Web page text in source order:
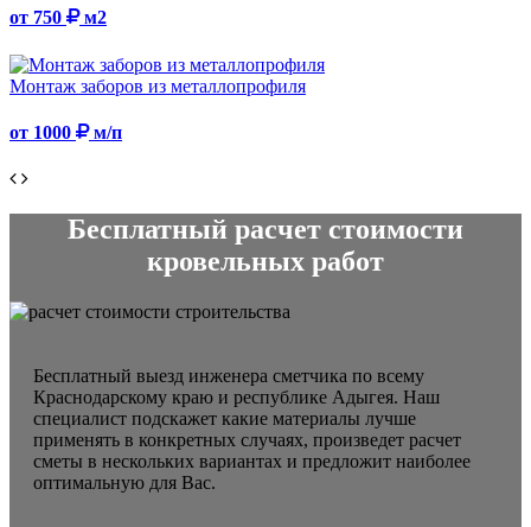
от 750 м2
Монтаж заборов из металлопрофиля
от 1000 м/п
Бесплатный расчет стоимости
кровельных работ
Бесплатный выезд инженера сметчика по всему
Краснодарскому краю и республике Адыгея. Наш
специалист подскажет какие материалы лучше
применять в конкретных случаях, произведет расчет
сметы в нескольких вариантах и предложит наиболее
оптимальную для Вас.